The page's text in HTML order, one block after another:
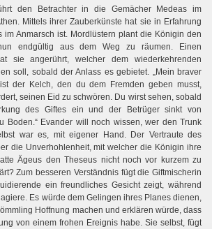
den Betrachter in die Gemächer Medeas im
Mittels ihrer Zauberkünste hat sie in Erfahrung
im Anmarsch ist. Mordlüstern plant die Königin den
endgültig aus dem Weg zu räumen. Einen
sie angerührt, welcher dem wiederkehrenden
soll, sobald der Anlass es gebietet. „Mein braver
der Kelch, den du dem Fremden geben musst,
seinen Eid zu schwören. Du wirst sehen, sobald
des Giftes ein und der Betrüger sinkt von
Boden.“ Evander will noch wissen, wer den Trunk
war es, mit eigener Hand. Der Vertraute des
die Unverhohlenheit, mit welcher die Königin ihre
Ägeus den Theseus nicht noch vor kurzem zu
Zum besseren Verständnis fügt die Giftmischerin
ein freundliches Gesicht zeigt, während
Es würde dem Gelingen ihres Planes dienen,
Hoffnung machen und erklären würde, dass
von einem frohen Ereignis habe. Sie selbst, fügt